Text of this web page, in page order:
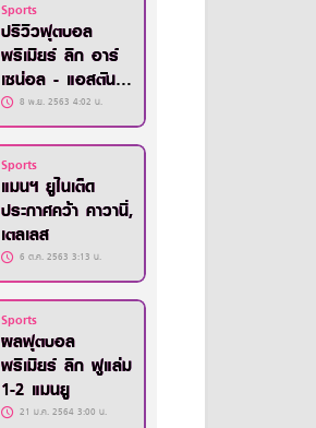
Sports
ปรีวิวฟุตบอล
พรีเมียร์ ลีก อาร์
เซน่อล - แอสตัน
วิลล่า8 พ.ย. 2563 4:02 น.
Sports
แมนฯ ยูไนเต็ด
ประกาศคว้า คาวานี่,
เตลเลส
6 ต.ค. 2563 3:13 น.
Sports
ผลฟุตบอล
พรีเมียร์ ลีก ฟูแล่ม
1-2 แมนยู
21 ม.ค. 2564 3:00 น.